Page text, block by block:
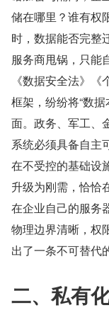
储在哪里？谁有权
时，数据能否完整
服务商甩锅，只能
《数据安全法》
框架，纷纷将“数
面。政务、军工、
系统必须具备自主
在不受控的基础设
升级为刚需，恰恰
在企业自己的服务
物理边界清晰，权
出了一条不可替代
二、私有